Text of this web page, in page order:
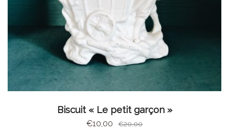
AJOUTER AU PANIER
Biscuit « Le petit garçon »
€20,00
€10,00